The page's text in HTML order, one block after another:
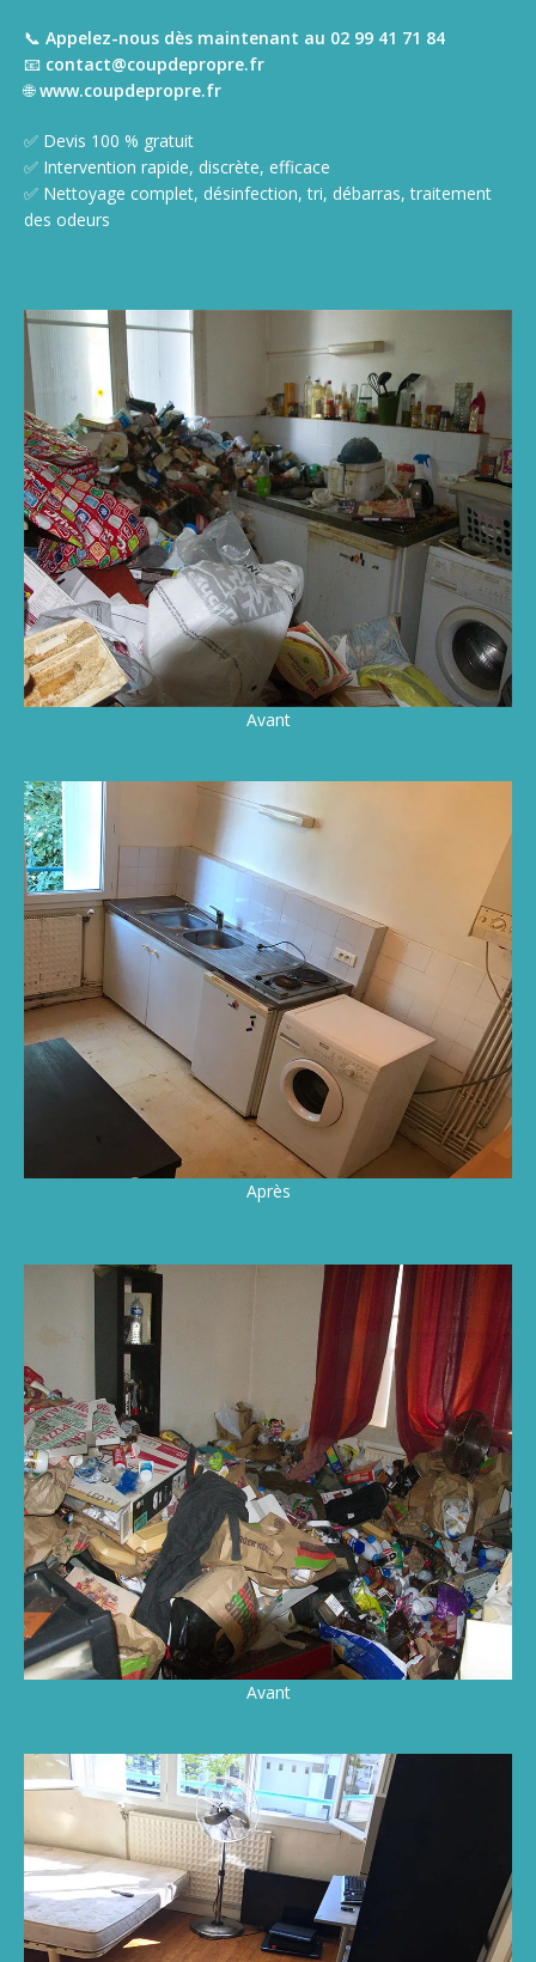
📞 Appelez-nous dès maintenant au 02 99 41 71 84
📧 contact@coupdepropre.fr
🌐www.coupdepropre.fr
✅ Devis 100 % gratuit
✅ Intervention rapide, discrète, efficace
✅ Nettoyage complet, désinfection, tri, débarras, traitement
des odeurs
Avant
Après
Avant